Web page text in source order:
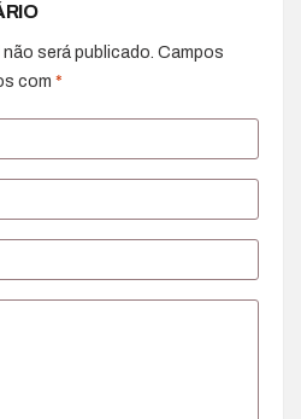
será publicado. Campos
com *